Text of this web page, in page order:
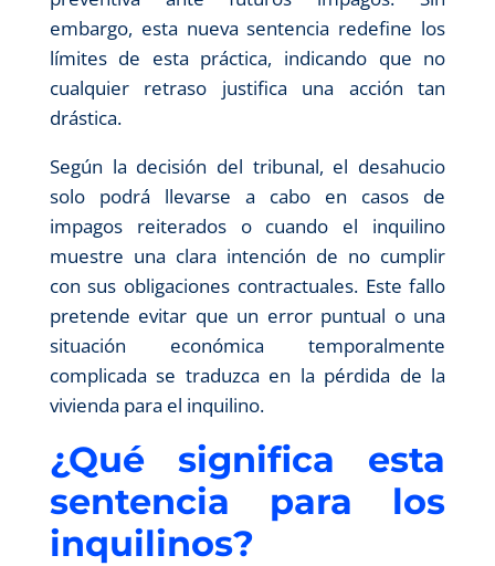
embargo, esta nueva sentencia redefine los
límites de esta práctica, indicando que no
cualquier retraso justifica una acción tan
drástica.
Según la decisión del tribunal, el desahucio
solo podrá llevarse a cabo en casos de
impagos reiterados o cuando el inquilino
muestre una clara intención de no cumplir
con sus obligaciones contractuales. Este fallo
pretende evitar que un error puntual o una
situación económica temporalmente
complicada se traduzca en la pérdida de la
vivienda para el inquilino.
¿Qué significa esta
sentencia para los
inquilinos?